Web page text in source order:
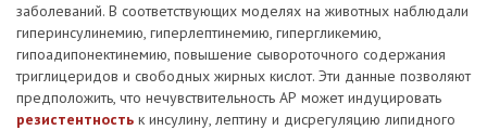
заболеваний. В соответствующих моделях на животных наблюдали
гиперинсулинемию, гиперлептинемию, гипергликемию,
гипоадипонектинемию, повышение сывороточного содержания
триглицеридов и свободных жирных кислот. Эти данные позволяют
предположить, что нечувствительность АР может индуцировать
резистентность к инсулину, лептину и дисрегуляцию липидного